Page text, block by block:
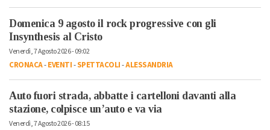
Domenica 9 agosto il rock progressive con gli
Insynthesis al Cristo
Venerdì, 7 Agosto 2026 - 09:02
CRONACA-EVENTI-SPETTACOLI-ALESSANDRIA
Auto fuori strada, abbatte i cartelloni davanti alla
stazione, colpisce un’auto e va via
Venerdì, 7 Agosto 2026 - 08:15